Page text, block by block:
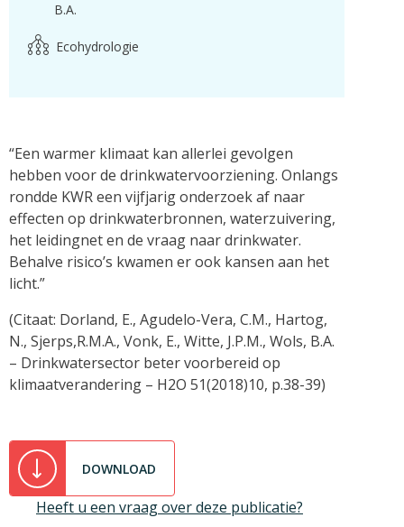
B.A.
Ecohydrologie
“Een warmer klimaat kan allerlei gevolgen
hebben voor de drinkwatervoorziening. Onlangs
rondde KWR een vijfjarig onderzoek af naar
effecten op drinkwaterbronnen, waterzuivering,
het leidingnet en de vraag naar drinkwater.
Behalve risico’s kwamen er ook kansen aan het
licht.”
(Citaat: Dorland, E., Agudelo-Vera, C.M., Hartog,
N., Sjerps,R.M.A., Vonk, E., Witte, J.P.M., Wols, B.A.
– Drinkwatersector beter voorbereid op
klimaatverandering – H2O 51(2018)10, p.38-39)
DOWNLOAD
Heeft u een vraag over deze publicatie?